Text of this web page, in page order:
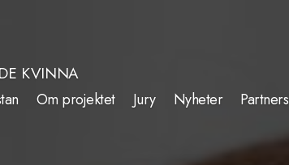
KVINNA
Om projektet Jury Nyheter Partners